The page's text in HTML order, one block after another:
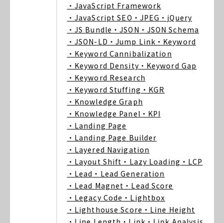
・JavaScript Framework
・JavaScript SEO ・JPEG ・jQuery
・JS Bundle ・JSON ・JSON Schema
・JSON-LD ・Jump Link ・Keyword
・Keyword Cannibalization
・Keyword Density ・Keyword Gap
・Keyword Research
・Keyword Stuffing ・KGR
・Knowledge Graph
・Knowledge Panel ・KPI
・Landing Page
・Landing Page Builder
・Layered Navigation
・Layout Shift ・Lazy Loading ・LCP
・Lead ・Lead Generation
・Lead Magnet ・Lead Score
・Legacy Code ・Lightbox
・Lighthouse Score ・Line Height